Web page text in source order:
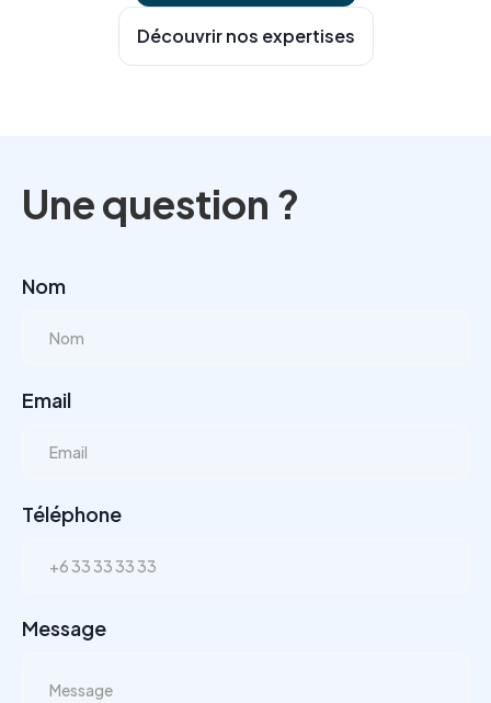
Découvrir nos expertises
Une question ?
Nom
Email
Téléphone
Message